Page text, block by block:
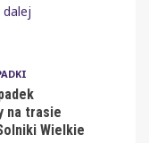
na trasie
Wielkie